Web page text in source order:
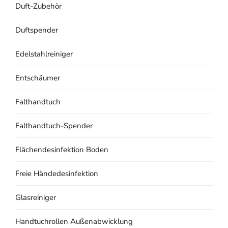
Duft-Zubehör
Duftspender
Edelstahlreiniger
Entschäumer
Falthandtuch
Falthandtuch-Spender
Flächendesinfektion Boden
Freie Händedesinfektion
Glasreiniger
Handtuchrollen Außenabwicklung